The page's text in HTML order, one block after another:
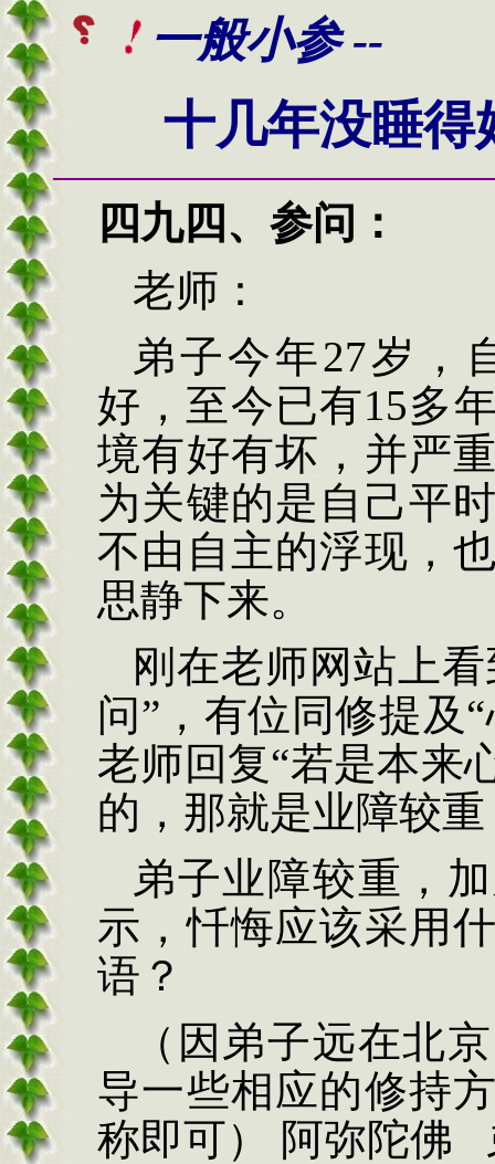
一般小参 --
十几年没睡得
四九四 、 参问 ：
老师：
弟子今年27岁，
好，至今已有15多
境有好有坏，并严
为关键的是自己平
不由自主的浮现，
思静下来。
刚在老师网站上
问”，有位同修提及
老师回复“若是本来
的，那就是业障较
弟子业障较重，
示，忏悔应该采用
语？
（因弟子远在北
导一些相应的修持
称即可）
阿弥陀佛